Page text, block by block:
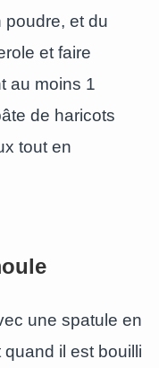
poudre, et du
et faire
au moins 1
de haricots
tout en
une spatule en
il est bouilli